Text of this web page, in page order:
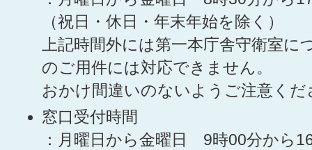
（祝日・休日・年末年始を除く）
上記時間外には第一本庁舎守衛室に
のご用件には対応できません。
おかけ間違いのないようご注意くだ
窓口受付時間
：月曜日から金曜日 9時00分から